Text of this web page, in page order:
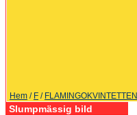
Hem / F / FLAMINGOKVINTETTEN
Slumpmässig bild